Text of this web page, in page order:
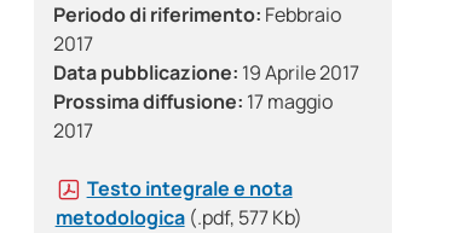
Periodo di riferimento: Febbraio
2017
Data pubblicazione: 19 Aprile 2017
Prossima diffusione: 17 maggio
2017
Testo integrale e nota
metodologica (.pdf, 577 Kb)